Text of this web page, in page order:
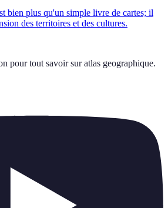
bien plus qu'un simple livre de cartes; il
des territoires et des cultures.
pour tout savoir sur atlas geographique.